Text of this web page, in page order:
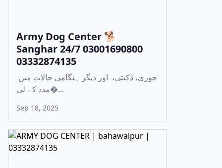
Army Dog Center 🐕
Sanghar 24/7 03001690800
03332874135
مدد کے لی�...
Sep 18, 2025